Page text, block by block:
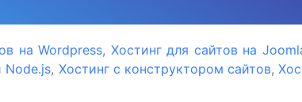
на Wordpress, Хостинг для сайтов на
Node.js, Хостинг с конструктором сайтов,